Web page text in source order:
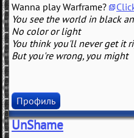
Wanna play Warframe?
You see the world in black
No color or light
You think you'll never get it
But you're wrong, you might
Профиль
UnShame